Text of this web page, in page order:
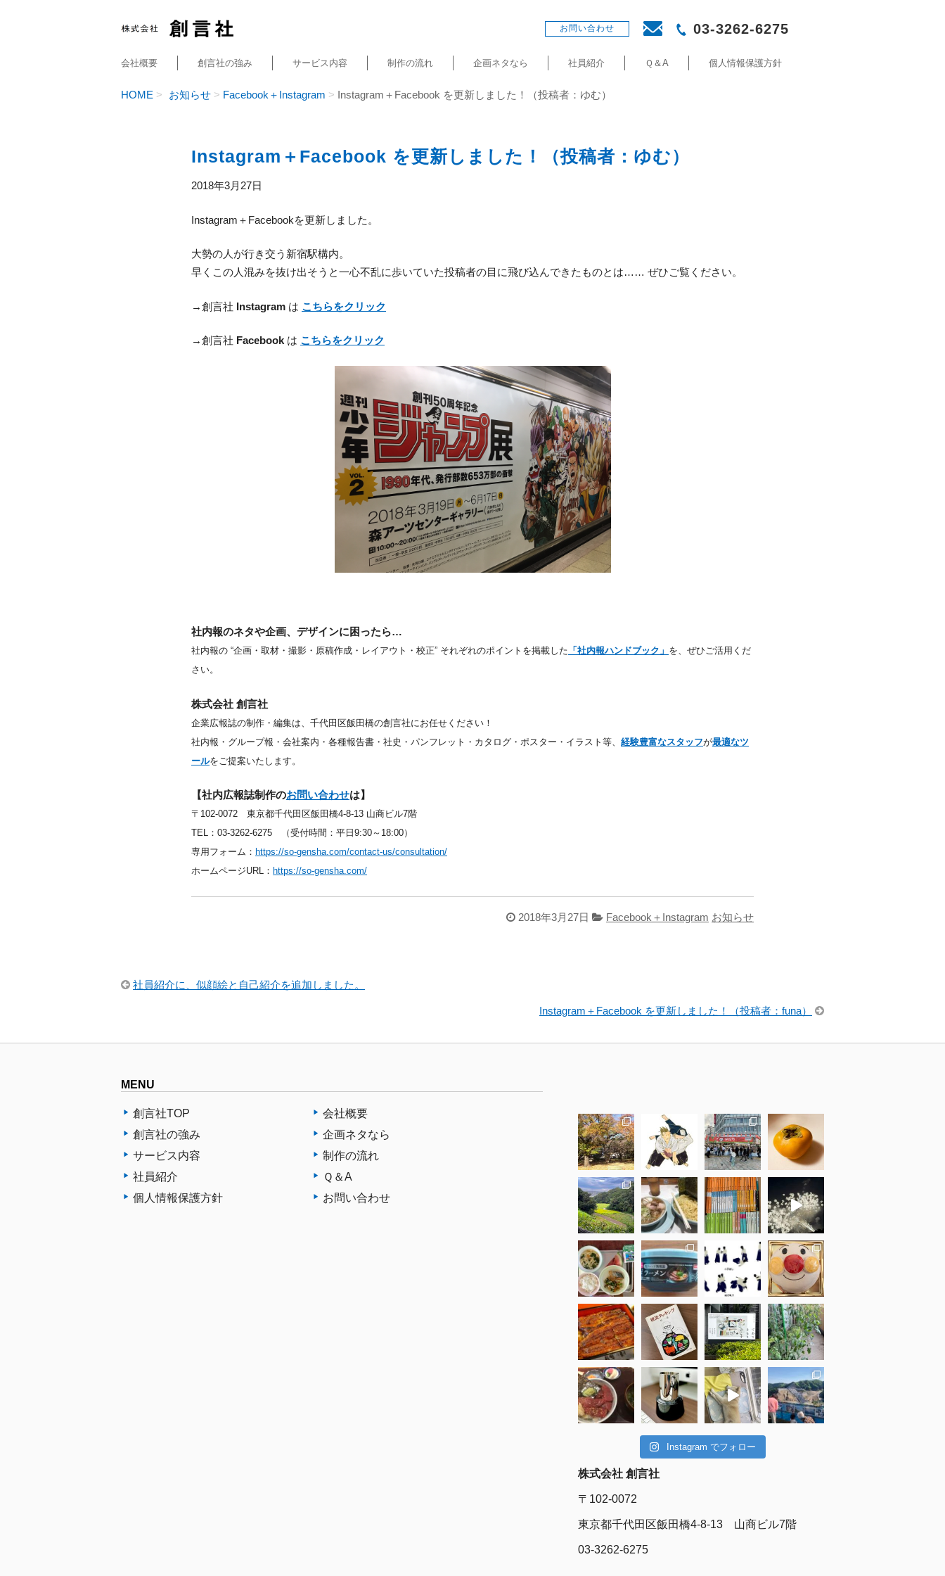
お問い合わせ 03-3262-6275
会社概要 創言社の強み サービス内容 制作の流れ 企画ネタなら 社員紹介 Ｑ＆A 個人情報保護方針
HOME お知らせ Facebook＋Instagram Instagram＋Facebook を更新しました！（投稿者：ゆむ）
Instagram＋Facebook を更新しました！（投稿者：ゆむ）
2018年3月27日
Instagram＋Facebookを更新しました。
大勢の人が行き交う新宿駅構内。
早くこの人混みを抜け出そうと一心不乱に歩いていた投稿者の目に飛び込んできたものとは…… ぜひご覧ください。
→創言社 Instagram は こ ちらをクリック
→創言社 Facebook は こちらをクリック
社内報のネタや企画、デザインに困ったら…
社内報の “企画・取材・撮影・原稿作成・レイアウト・校正” それぞれのポイントを掲載した 「社内報ハンドブック」 を、ぜひご活用くだ
さい。
株式会社 創言社
企業広報誌の制作・編集は、千代田区飯田橋の創言社にお任せください！
社内報・グループ報・会社案内・各種報告書・社史・パンフレット・カタログ・ポスター・イラスト等、 経験豊富なスタッフが最適なツ
ールをご提案いたします。
【社内広報誌制作のお問い合わせは】
〒102-0072 東京都千代田区飯田橋4-8-13 山商ビル7階
TEL：03-3262-6275 （受付時間：平日9:30～18:00）
専用フォーム： https://so-gensha.com/contact-us/consultation/
ホームページURL： https://so-gensha.com/
2018年3月27日 Facebook＋Instagram お知らせ
社員紹介に、似顔絵と自己紹介を追加しました。
Instagram＋Facebook を更新しました！（投稿者：funa）
MENU
創言社TOP
会社概要
創言社の強み
企画ネタなら
サービス内容
制作の流れ
社員紹介
Ｑ＆A
個人情報保護方針
お問い合わせ
Instagram でフォロー
株式会社 創言社
〒102-0072
東京都千代田区飯田橋4-8-13 山商ビル7階
03-3262-6275